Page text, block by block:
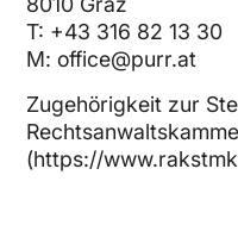
T: +43 316 82 13 30
M: office@purr.at
Zugehörigkeit zur
(https://